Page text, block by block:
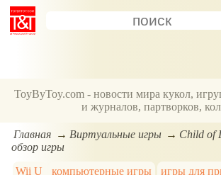
ToyByToy.com - новости мира кукол,
и журналов, партворков,
Главная Виртуальные игры
Child of
обзор игры
Wii U
компьютерные игры
игры для